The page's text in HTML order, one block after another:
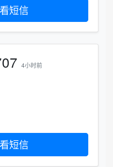
短信
4小时前
短信